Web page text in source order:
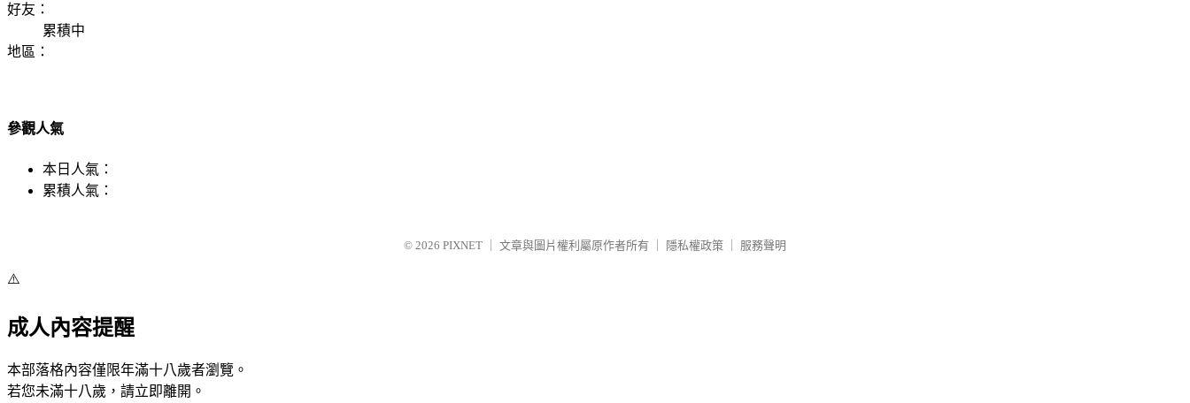
好友：
累積中
地區：
參觀人氣
本日人氣：
累積人氣：
© 2026 PIXNET 文章與圖片權利屬原作者所有 隱私權政策 服務聲明
⚠️
成人內容提醒
本部落格內容僅限年滿十八歲者瀏覽。
若您未滿十八歲，請立即離開。